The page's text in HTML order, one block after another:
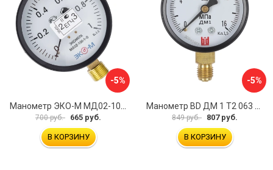
-5%
700 руб. 665 руб.
В КОРЗИНУ
-5%
849 руб. 807 руб.
В КОРЗИНУ